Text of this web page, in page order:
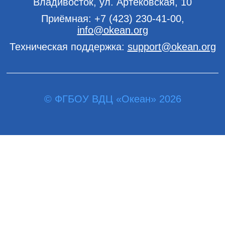
Приёмная: +7 (423) 230-41-00,
info@okean.org
Техническая поддержка: support@okean.org
© ФГБОУ ВДЦ «Океан» 2026